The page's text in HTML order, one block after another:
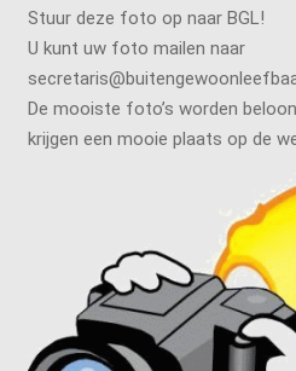
Stuur deze foto op naar BGL!
U kunt uw foto mailen naar
De mooiste foto’s worden
krijgen een mooie plaats op de